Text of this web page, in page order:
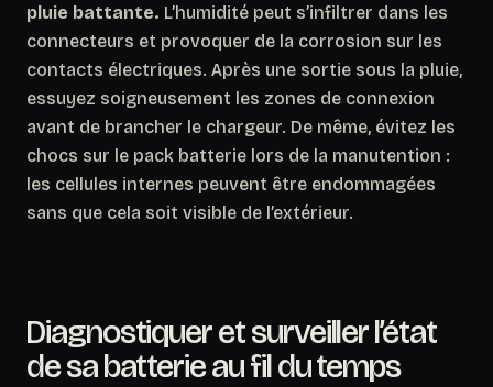
pluie battante. L’humidité peut s’infiltrer dans les
connecteurs et provoquer de la corrosion sur les
contacts électriques. Après une sortie sous la pluie,
essuyez soigneusement les zones de connexion
avant de brancher le chargeur. De même, évitez les
chocs sur le pack batterie lors de la manutention :
les cellules internes peuvent être endommagées
sans que cela soit visible de l’extérieur.
Diagnostiquer et surveiller l’état
de sa batterie au fil du temps